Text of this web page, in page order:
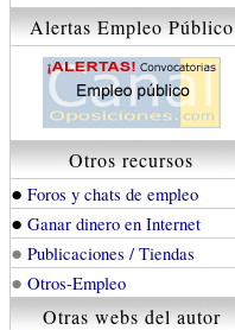
Alertas Empleo Público
Otros recursos
● Foros y chats de empleo
● Ganar dinero en Internet
● Publicaciones / Tiendas
● Otros-Empleo
Otras webs del autor